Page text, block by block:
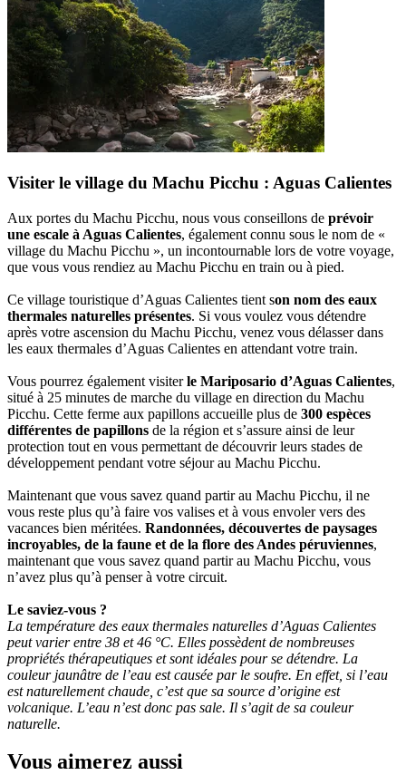
Visiter le village du Machu Picchu : Aguas Calientes
Aux portes du Machu Picchu, nous vous conseillons de prévoir
une escale à Aguas Calientes, également connu sous le nom de «
village du Machu Picchu », un incontournable lors de votre voyage,
que vous vous rendiez au Machu Picchu en train ou à pied.
Ce village touristique d’Aguas Calientes tient son nom des eaux
thermales naturelles présentes. Si vous voulez vous détendre
après votre ascension du Machu Picchu, venez vous délasser dans
les eaux thermales d’Aguas Calientes en attendant votre train.
Vous pourrez également visiterle Mariposario d’Aguas Calientes,
situé à 25 minutes de marche du village en direction du Machu
Picchu. Cette ferme aux papillons accueille plus de 300 espèces
différentes de papillons de la région et s’assure ainsi de leur
protection tout en vous permettant de découvrir leurs stades de
développement pendant votre séjour au Machu Picchu.
Maintenant que vous savez quand partir au Machu Picchu, il ne
vous reste plus qu’à faire vos valises et à vous envoler vers des
vacances bien méritées. Randonnées, découvertes de paysages
incroyables, de la faune et de la flore des Andes péruviennes,
maintenant que vous savez quand partir au Machu Picchu, vous
n’avez plus qu’à penser à votre circuit.
Le saviez-vous ?
La température des eaux thermales naturelles d’Aguas Calientes
peut varier entre 38 et 46 °C. Elles possèdent de nombreuses
propriétés thérapeutiques et sont idéales pour se détendre. La
couleur jaunâtre de l’eau est causée par le soufre. En effet, si l’eau
est naturellement chaude, c’est que sa source d’origine est
volcanique. L’eau n’est donc pas sale. Il s’agit de sa couleur
naturelle.
Vous aimerez aussi